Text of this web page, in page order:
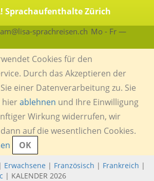
Sprachaufenthalte Zürich
sprachreisen.ch Mo - Fr —
Cookies für den
Durch das Akzeptieren der
einer Datenverarbeitung zu. Sie
hierablehnen und Ihre Einwilligung
Wirkung widerrufen, wir
auf die wesentlichen Cookies.
OK
| Erwachsene | Französisch | Frankreich |
| KALENDER 2026